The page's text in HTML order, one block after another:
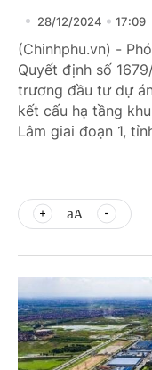
28/12/2024 17:09
(Chinhphu.vn) -
Quyết định số
trương đầu tư dự
kết cấu hạ tầng
Lâm giai đoạn 1,
aA